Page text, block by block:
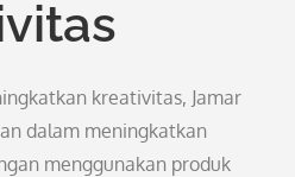
kreativitas, Jamar
dalam meningkatkan
menggunakan produk